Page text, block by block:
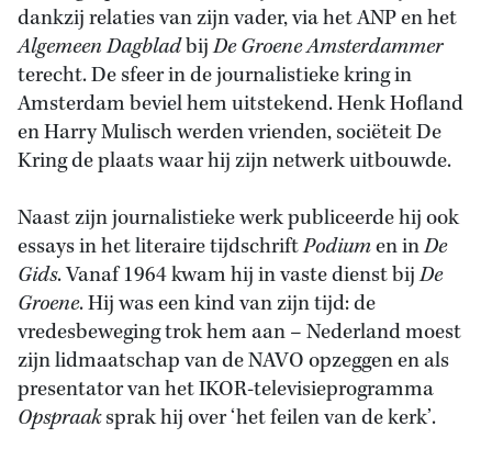
dankzij relaties van zijn vader, via het ANP en het
Algemeen DagbladbijDe Groene Amsterdammer
terecht. De sfeer in de journalistieke kring in
Amsterdam beviel hem uitstekend. Henk Hofland
en Harry Mulisch werden vrienden, sociëteit De
Kring de plaats waar hij zijn netwerk uitbouwde.
Naast zijn journalistieke werk publiceerde hij ook
essays in het literaire tijdschriftPodiumen inDe
Gids. Vanaf 1964 kwam hij in vaste dienst bijDe
Groene. Hij was een kind van zijn tijd: de
vredesbeweging trok hem aan – Nederland moest
zijn lidmaatschap van de NAVO opzeggen en als
presentator van het IKOR-televisieprogramma
Opspraaksprak hij over ‘het feilen van de kerk’.